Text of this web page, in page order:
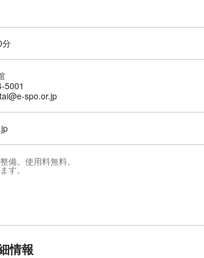
分
5001
spo.or.jp
備。使用料無料。
す。
情報